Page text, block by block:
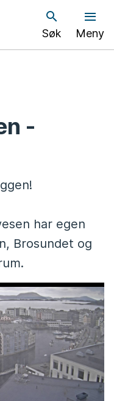
Søk Meny
-
har egen
Brosundet og